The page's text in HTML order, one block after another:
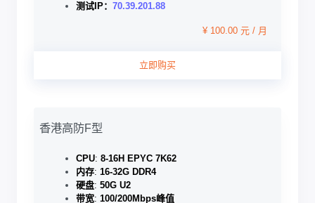
测试IP： 70.39.201.88
¥ 100.00 元 / 月
立即购买
香港高防F型
CPU: 8-16H EPYC 7K62
内存: 16-32G DDR4
硬盘: 50G U2
带宽: 100/200Mbps峰值